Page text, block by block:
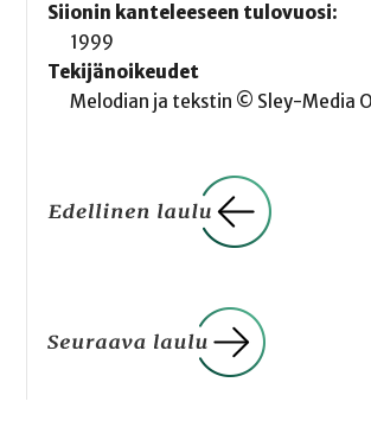
Siionin kanteleeseen tulovuosi:
1999
Tekijänoikeudet
Melodian ja tekstin © Sley-Media